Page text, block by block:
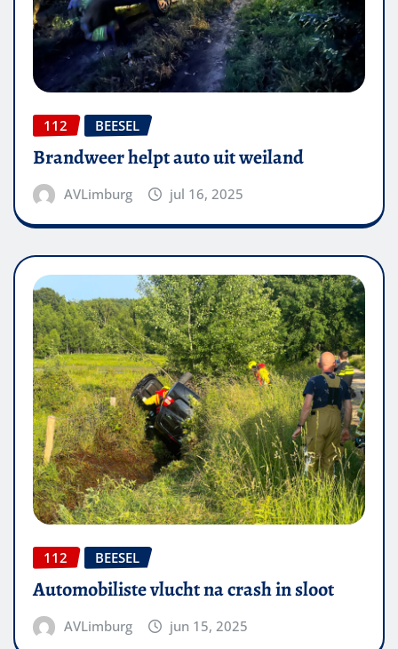
112 BEESEL
Brandweer helpt auto uit weiland
AVLimburg jul 16, 2025
112 BEESEL
Automobiliste vlucht na crash in sloot
AVLimburg jun 15, 2025